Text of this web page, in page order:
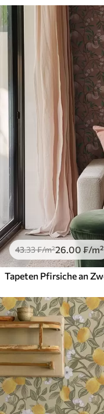
43.33₣/m²26.00 ₣/m²